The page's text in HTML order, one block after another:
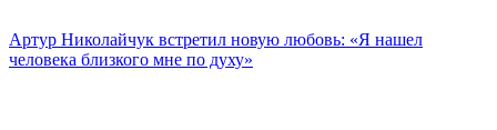
Артур Николайчук встретил новую любовь: «Я нашел
человека близкого мне по духу»